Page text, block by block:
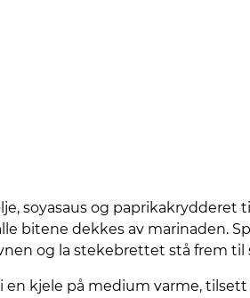
soyasaus og paprikakrydderet
bitene dekkes av marinaden.
og la stekebrettet stå frem til
en kjele på medium varme,